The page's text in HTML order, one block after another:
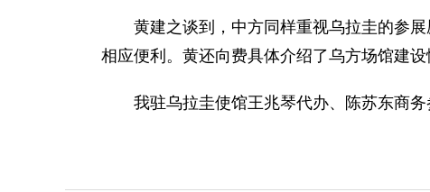
黄建之谈到，中方同样重视乌拉圭的参展
相应便利。黄还向费具体介绍了乌方场馆建
我驻乌拉圭使馆王兆琴代办、陈苏东商务